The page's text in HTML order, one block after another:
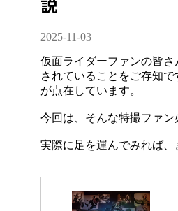
2025-11-03
仮面ライダーファンの皆
されていることをご存知
が点在しています。
今回は、そんな特撮ファン
実際に足を運んでみれば、